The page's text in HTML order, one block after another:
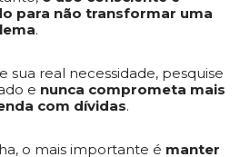
para não transformar uma
.
sua real necessidade, pesquise
e nunca comprometa mais
com dívidas.
o mais importante é manter